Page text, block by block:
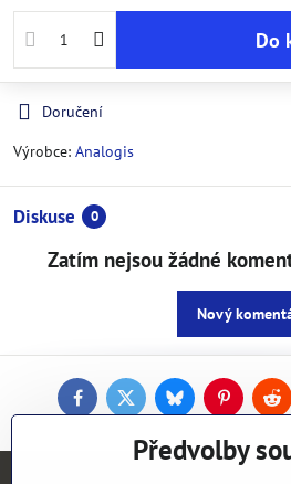
Doručení
Výrobce: Analogis
Diskuse 0
Zatím nejsou žádné
Nový
FacebookTwitterBlueskyPinterest
Předvolby